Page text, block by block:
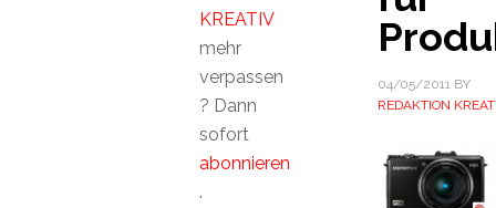
04/05/2011BY
REDAKTION
KREATIV
mehr
verpassen
? Dann
sofort
abonnieren
.